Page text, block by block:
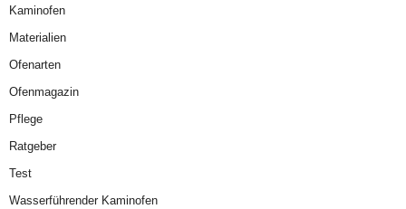
Kaminofen
Materialien
Ofenarten
Ofenmagazin
Pflege
Ratgeber
Test
Wasserführender Kaminofen